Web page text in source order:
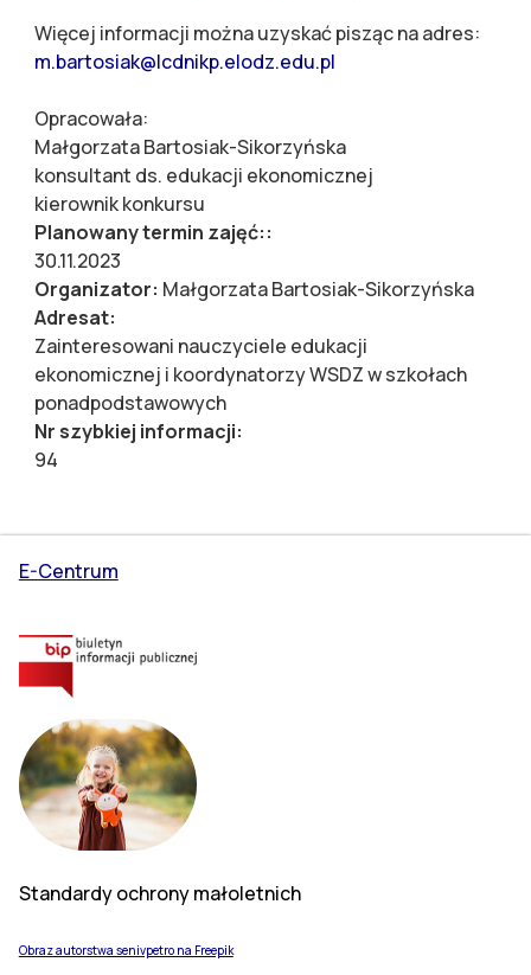
Więcej informacji można uzyskać pisząc na adres:
m.bartosiak@lcdnikp.elodz.edu.pl
Opracowała:
Małgorzata Bartosiak-Sikorzyńska
konsultant ds. edukacji ekonomicznej
kierownik konkursu
Planowany termin zajęć::
30.11.2023
Organizator: Małgorzata Bartosiak-Sikorzyńska
Adresat:
Zainteresowani nauczyciele edukacji
ekonomicznej i koordynatorzy WSDZ w szkołach
ponadpodstawowych
Nr szybkiej informacji:
94
E-Centrum
Standardy ochrony małoletnich
Obraz autorstwa senivpetro na Freepik